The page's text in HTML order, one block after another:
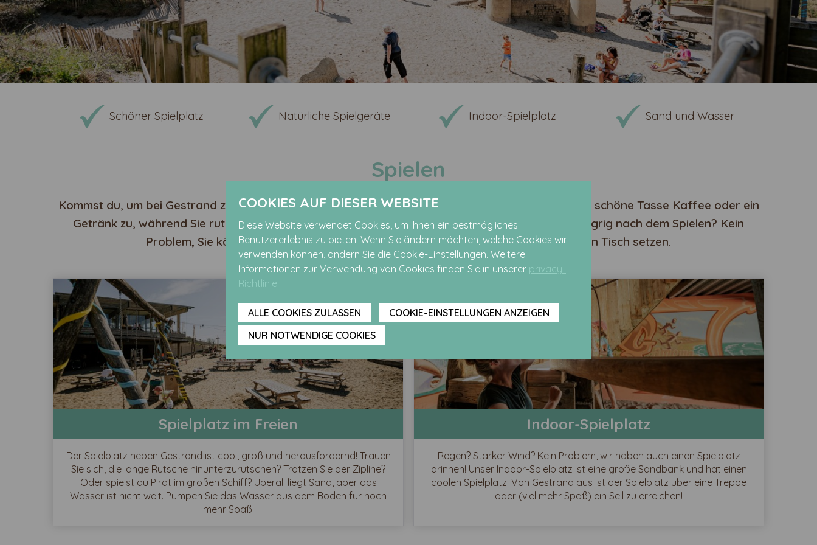
Schöner Spielplatz Natürliche Spielgeräte Indoor-Spielplatz Sand und Wasser
Spielen
Kommst du, um bei Gestrand zu spielen? Hier macht es richtig Spaß! Wir bereiten Ihren Eltern eine schöne Tasse Kaffee oder ein
Getränk zu, während Sie rutschen, rutschen, mit Wasser und Sand spielen und vieles mehr! Hungrig nach dem Spielen? Kein
Problem, Sie können sich ganz einfach für die leckerste Pizza oder Pommes an den Tisch setzen.
Spielplatz im Freien
Der Spielplatz neben Gestrand ist cool, groß und herausfordernd! Trauen
Sie sich, die lange Rutsche hinunterzurutschen? Trotzen Sie der Zipline?
Oder spielst du Pirat im großen Schiff? Überall liegt Sand, aber das
Wasser ist nicht weit. Pumpen Sie das Wasser aus dem Boden für noch
mehr Spaß!
Indoor-Spielplatz
Regen? Starker Wind? Kein Problem, wir haben auch einen Spielplatz
drinnen! Unser Indoor-Spielplatz ist eine große Sandbank und hat einen
coolen Spielplatz. Von Gestrand aus ist der Spielplatz über eine Treppe
oder (viel mehr Spaß) ein Seil zu erreichen!
COOKIES AUF DIESER WEBSITE
Diese Website verwendet Cookies, um Ihnen ein bestmögliches
Benutzererlebnis zu bieten. Wenn Sie ändern möchten, welche Cookies wir
verwenden können, ändern Sie die Cookie-Einstellungen. Weitere
Informationen zur Verwendung von Cookies finden Sie in unserer privacy-
Richtlinie.
ALLE COOKIES ZULASSEN
COOKIE-EINSTELLUNGEN ANZEIGEN
NUR NOTWENDIGE COOKIES